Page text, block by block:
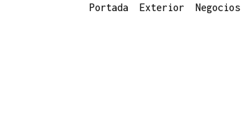
Portada Exterior Negocios